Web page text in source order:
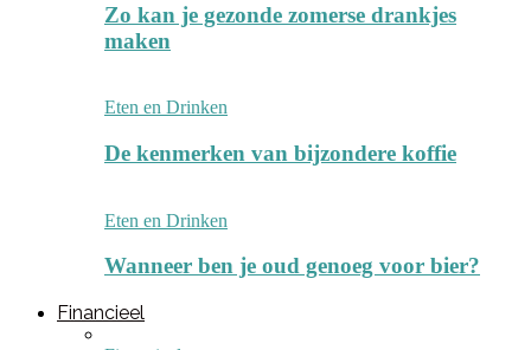
Zo kan je gezonde zomerse drankjes
maken
Eten en Drinken
De kenmerken van bijzondere koffie
Eten en Drinken
Wanneer ben je oud genoeg voor bier?
Financieel